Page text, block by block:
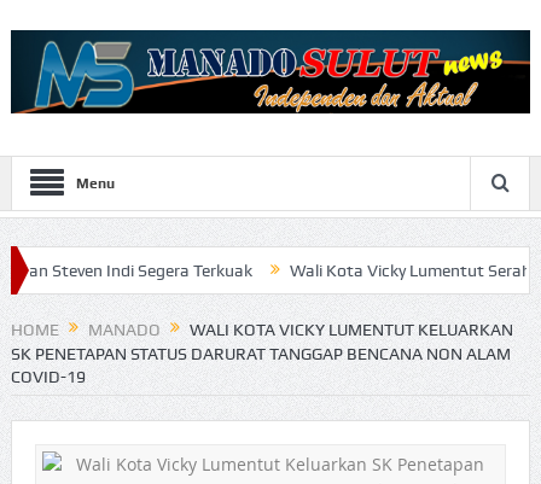
Menu
Segera Terkuak Wali Kota Vicky Lumentut Serahkan LKPD
HOME MANADO
WALI KOTA VICKY LUMENTUT KELUARKAN
SK PENETAPAN STATUS DARURAT TANGGAP BENCANA NON ALAM
COVID-19